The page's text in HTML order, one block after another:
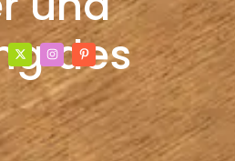
des